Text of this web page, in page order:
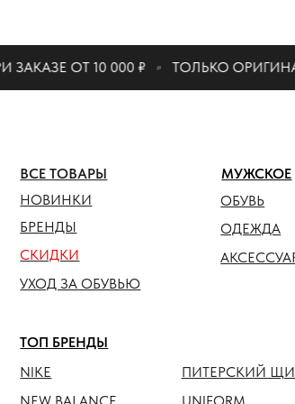
ОТ 10 000 ₽ ТОЛЬКО ОРИГИНАЛ
АКСЕССУАРЫ
ОДЕЖДА
ОБУВЬ
HOKA
ANTEATER
УХОД ЗА ОБУВЬЮ
СКИДКИ
БРЕНДЫ
НОВИНКИ